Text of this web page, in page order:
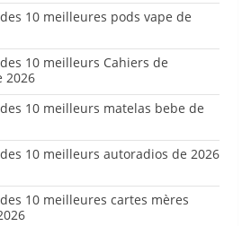
10 meilleures pods vape de
10 meilleurs Cahiers de
2026
10 meilleurs matelas bebe de
10 meilleurs autoradios de 2026
10 meilleures cartes mères